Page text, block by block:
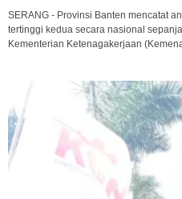
SERANG - Provinsi Banten mencatat
tertinggi kedua secara nasional
Kementerian Ketenagakerjaan